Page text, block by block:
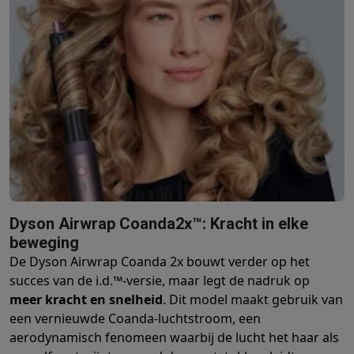
Refurbished
Refurbished smartphones Refurbished tabletsRefurbished
Huishouden
Wasmachines met ecochequesDroogkasten met ecocheques
Kleine keukentoestellen
Kleine keukentoestellen met ecochequesKoffiemachines met
Grote keukentoestellen
Vaatwassers met ecocheques Koelkasten met ecocheques
Airco
Airco's met ecocheques
TV & audio
TV met ecocheques
Multimedia & telefonie
Smartphones met ecocheques Tablets met ecocheques
Transport
Elektrische steps met ecocheques
Eco initiatieven
ImpactEnergie besparenRecycleer je oud elektro
Dyson Airwrap Coanda2x™: Kracht in elke
beweging
De Dyson Airwrap Coanda 2x bouwt verder op het
succes van de i.d.™-versie, maar legt de nadruk op
meer kracht en snelheid. Dit model maakt gebruik van
een vernieuwde Coanda-luchtstroom, een
aerodynamisch fenomeen waarbij de lucht het haar als